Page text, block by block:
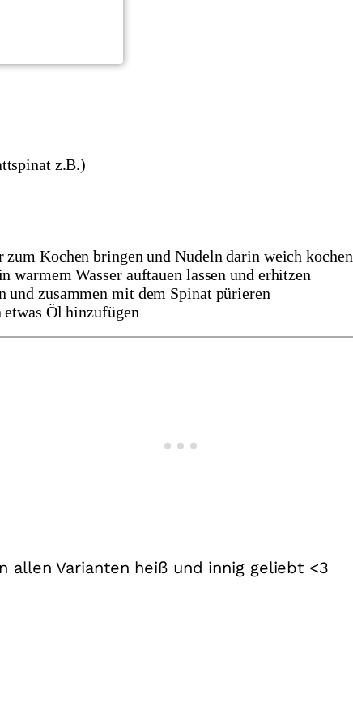
z.B.)
zum Kochen bringen und Nudeln darin weich kochen
warmem Wasser auftauen lassen und erhitzen
und zusammen mit dem Spinat pürieren
Öl hinzufügen
allen Varianten heiß und innig geliebt <3